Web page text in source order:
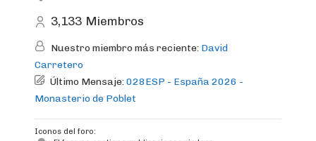
3,133 Miembros
Nuestro miembro más reciente: David
Carretero
Último Mensaje:028ESP - España 2026 -
Monasterio de Poblet
Iconos del foro: